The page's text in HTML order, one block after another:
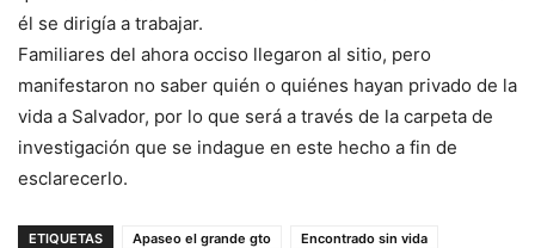
él se dirigía a trabajar.
Familiares del ahora occiso llegaron al sitio, pero
manifestaron no saber quién o quiénes hayan privado de la
vida a Salvador, por lo que será a través de la carpeta de
investigación que se indague en este hecho a fin de
esclarecerlo.
ETIQUETAS Apaseo el grande gto
Encontrado sin vida